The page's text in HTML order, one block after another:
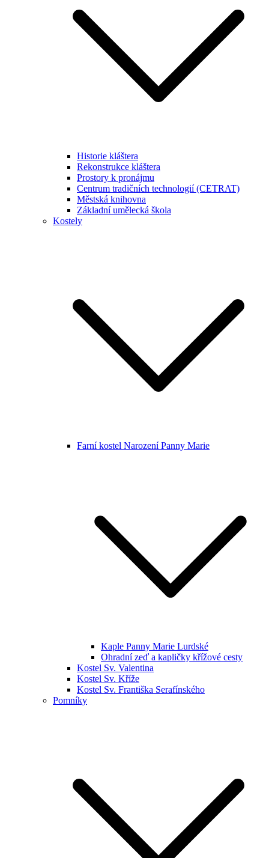
Historie kláštera
Rekonstrukce kláštera
Prostory k pronájmu
Centrum tradičních technologií (CETRAT)
Městská knihovna
Základní umělecká škola
Kostely
Farní kostel Narození Panny Marie
Kaple Panny Marie Lurdské
Ohradní zeď a kapličky křížové cesty
Kostel Sv. Valentina
Kostel Sv. Kříže
Kostel Sv. Františka Serafínského
Pomníky